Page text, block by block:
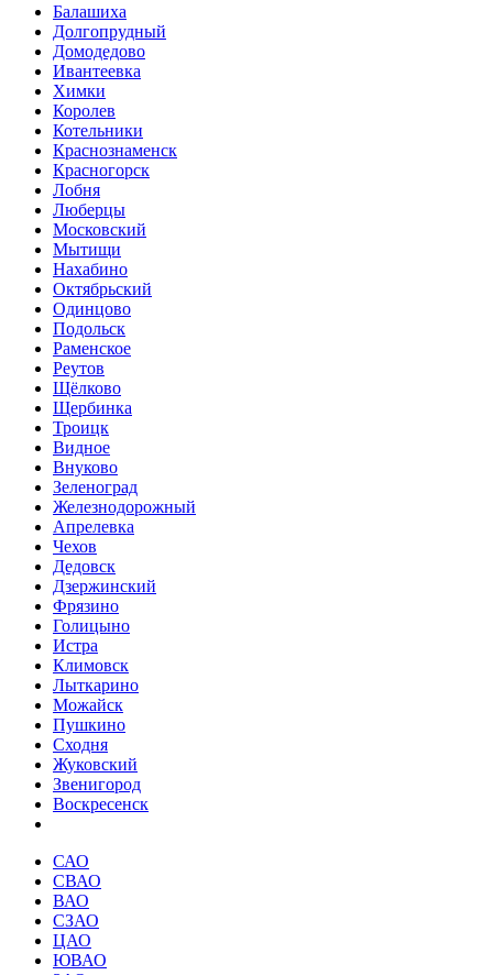
Балашиха
Долгопрудный
Домодедово
Ивантеевка
Химки
Королев
Котельники
Краснознаменск
Красногорск
Лобня
Люберцы
Московский
Мытищи
Нахабино
Октябрьский
Одинцово
Подольск
Раменское
Реутов
Щёлково
Щербинка
Троицк
Видное
Внуково
Зеленоград
Железнодорожный
Апрелевка
Чехов
Дедовск
Дзержинский
Фрязино
Голицыно
Истра
Климовск
Лыткарино
Можайск
Пушкино
Сходня
Жуковский
Звенигород
Воскресенск
САО
СВАО
ВАО
СЗАО
ЦАО
ЮВАО